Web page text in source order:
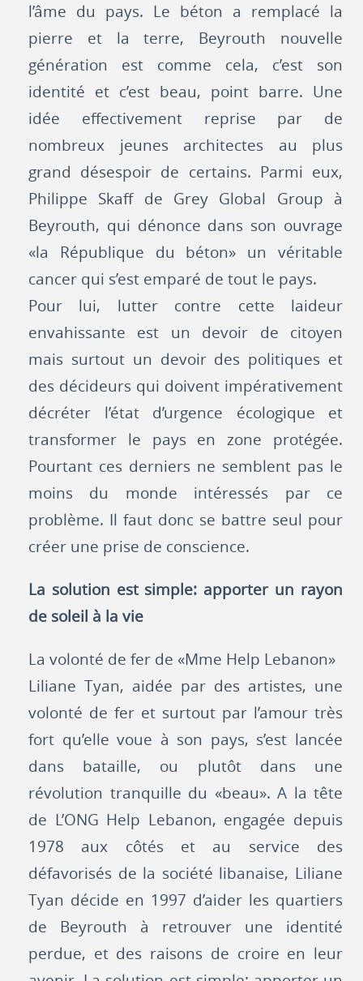
l’âme du pays. Le béton a remplacé la
pierre et la terre, Beyrouth nouvelle
génération est comme cela, c’est son
identité et c’est beau, point barre. Une
idée effectivement reprise par de
nombreux jeunes architectes au plus
grand désespoir de certains. Parmi eux,
Philippe Skaff de Grey Global Group à
Beyrouth, qui dénonce dans son ouvrage
«la République du béton» un véritable
cancer qui s’est emparé de tout le pays.
Pour lui, lutter contre cette laideur
envahissante est un devoir de citoyen
mais surtout un devoir des politiques et
des décideurs qui doivent impérativement
décréter l’état d’urgence écologique et
transformer le pays en zone protégée.
Pourtant ces derniers ne semblent pas le
moins du monde intéressés par ce
problème. Il faut donc se battre seul pour
créer une prise de conscience.
La solution est simple: apporter un rayon
de soleil à la vie
La volonté de fer de «Mme Help Lebanon»
Liliane Tyan, aidée par des artistes, une
volonté de fer et surtout par l’amour très
fort qu’elle voue à son pays, s’est lancée
dans bataille, ou plutôt dans une
révolution tranquille du «beau». A la tête
de L’ONG Help Lebanon, engagée depuis
1978 aux côtés et au service des
défavorisés de la société libanaise, Liliane
Tyan décide en 1997 d’aider les quartiers
de Beyrouth à retrouver une identité
perdue, et des raisons de croire en leur